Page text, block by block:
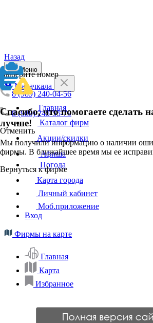
Назад
Выберите номер
8 (989) 240-04-56
8 (989) 245-55-79
Отменить
Спасибо, что помогаете сделать
лучше!
Мы получили информацию о наличии
фирмы. В ближайшее время мы ее
Вернуться к фирме
Меню
Махачкала
Главная
Каталог фирм
Акции/скидки
Афиша
Погода
Карта города
Личный кабинет
Моб.приложение
Вход
Фирмы на карте
Главная
Карта
Избранное